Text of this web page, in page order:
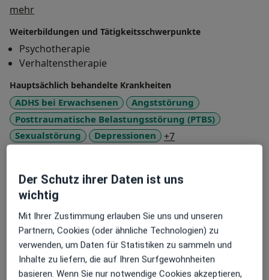
mehrÜber mich
Weiterbildungen und Tätigkeitsschwerpunkte
Psychotherapie
Verhaltenstherapie
Hauptsächlich behandelte Krankheiten
ADHS bei Erwachsenen
Angststörung
Posttraumatische Belastungsstörung (PTBS)
Sexualstörung
Depressionen +7
Erwachsene
Konsultationsformate
PersönlichStandorte anzeigen (1)
Video-KonsultationOnline-Kalender anzeigen
Fotos und Videos
Der Schutz ihrer Daten ist uns
wichtig
Mit Ihrer Zustimmung erlauben Sie uns und unseren
Partnern, Cookies (oder ähnliche Technologien) zu
verwenden, um Daten für Statistiken zu sammeln und
Inhalte zu liefern, die auf Ihren Surfgewohnheiten
basieren. Wenn Sie nur notwendige Cookies akzeptieren,